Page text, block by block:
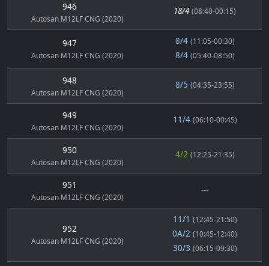
946
Autosan M12LF CNG (2020)
18/4 (08:40-00:15)
947
Autosan M12LF CNG (2020)
8/4 (11:05-00:30)
8/4 (05:40-08:50)
948
Autosan M12LF CNG (2020)
8/5 (04:35-23:55)
949
Autosan M12LF CNG (2020)
11/4 (06:10-00:45)
950
Autosan M12LF CNG (2020)
4/2 (12:25-21:35)
951
Autosan M12LF CNG (2020)
---
952
Autosan M12LF CNG (2020)
11/1 (12:45-21:50)
0A/2 (10:45-12:40)
30/3 (06:15-09:30)